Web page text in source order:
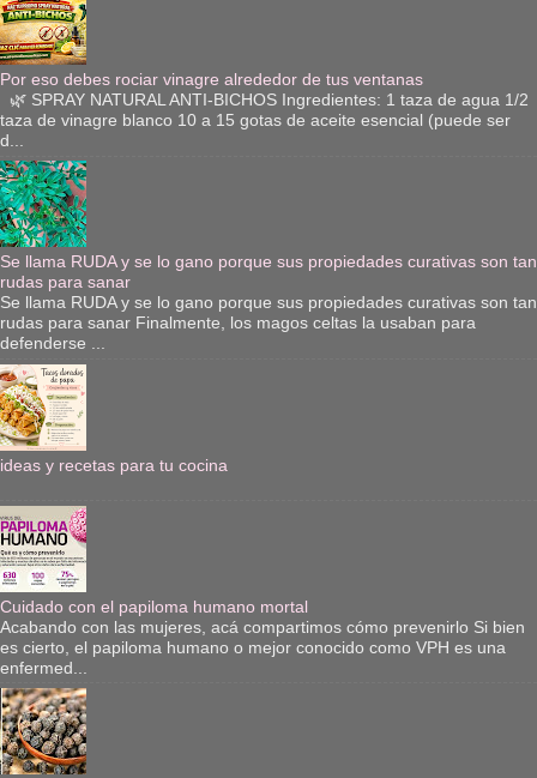
Por eso debes rociar vinagre alrededor de tus ventanas
🌿 SPRAY NATURAL ANTI-BICHOS Ingredientes: 1 taza de agua 1/2
taza de vinagre blanco 10 a 15 gotas de aceite esencial (puede ser
d...
Se llama RUDA y se lo gano porque sus propiedades curativas son tan
rudas para sanar
Se llama RUDA y se lo gano porque sus propiedades curativas son tan
rudas para sanar Finalmente, los magos celtas la usaban para
defenderse ...
ideas y recetas para tu cocina
Cuidado con el papiloma humano mortal
Acabando con las mujeres, acá compartimos cómo prevenirlo Si bien
es cierto, el papiloma humano o mejor conocido como VPH es una
enfermed...